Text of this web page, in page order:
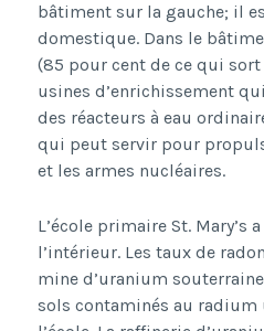
bâtiment sur la gauche; il
domestique. Dans le
(85 pour cent de ce qui sort
usines d’enrichissement
des réacteurs à eau
qui peut servir pour
et les armes nucléaires.
L’école primaire St. Mary’s
l’intérieur. Les taux de
mine d’uranium
sols contaminés au